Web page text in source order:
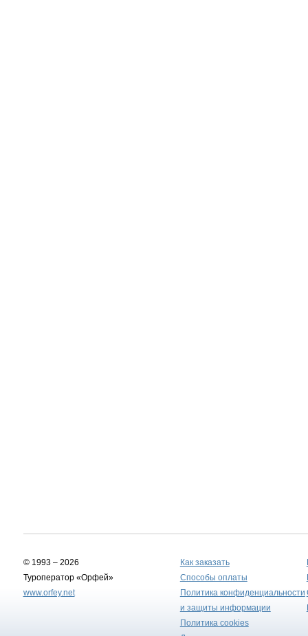
© 1993 – 2026
Туроператор «Орфей»
www.orfey.net
Как заказать
Способы оплаты
Политика конфиденциальности
и защиты информации
Политика cookies